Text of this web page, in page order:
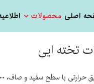
اصلی محصولات
تخته ایی
است، دارای عملکرد عالی نسوز و ضد آب است و عمر مفید آن بسیار طولانی است.